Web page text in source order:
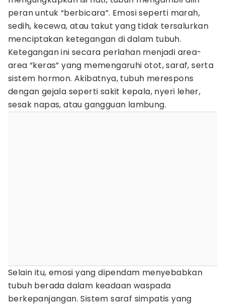
peran untuk “berbicara”. Emosi seperti marah,
sedih, kecewa, atau takut yang tidak tersalurkan
menciptakan ketegangan di dalam tubuh.
Ketegangan ini secara perlahan menjadi area-
area “keras” yang memengaruhi otot, saraf, serta
sistem hormon. Akibatnya, tubuh merespons
dengan gejala seperti sakit kepala, nyeri leher,
sesak napas, atau gangguan lambung.
Selain itu, emosi yang dipendam menyebabkan
tubuh berada dalam keadaan waspada
berkepanjangan. Sistem saraf simpatis yang